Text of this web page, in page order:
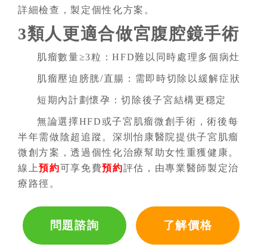
詳細檢查，製定個性化方案。
3類人更適合做宮腹腔鏡手術
肌瘤數量≥3粒：HFD難以同時處理多個病灶
肌瘤壓迫膀胱/直腸：需即時切除以緩解症狀
短期內計劃懷孕：切除後子宮結構更穩定
無論選擇HFD或子宮肌瘤微創手術，術後每
半年需做陰超追蹤。深圳怡康醫院提供子宮肌瘤
微創方案，透過個性化治療幫助女性重獲健康。
線上預約可享免費預約評估，由專業醫師製定治
療路徑。
問題諮詢 了解價格